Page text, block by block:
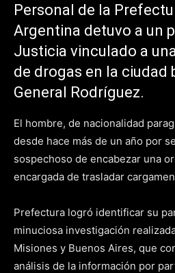
Personal de la
Argentina detuvo a un
Justicia vinculado a
de drogas en la ciudad
General Rodríguez.
El hombre, de nacionalidad
desde hace más de un año por
sospechoso de encabezar una
encargada de trasladar
Prefectura logró identificar su
minuciosa investigación
Misiones y Buenos Aires, que
análisis de la información por